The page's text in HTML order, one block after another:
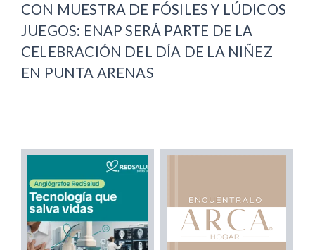
CON MUESTRA DE FÓSILES Y LÚDICOS
JUEGOS: ENAP SERÁ PARTE DE LA
CELEBRACIÓN DEL DÍA DE LA NIÑEZ
EN PUNTA ARENAS